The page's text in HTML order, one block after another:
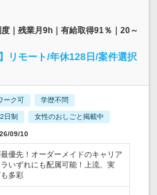
｜残業月9h｜有給取得91％｜20～
リモート/年休128日/案件選択
ーク可 学歴不問
日制 女性のおしごと掲載中
09/10
優先！オーダーメイドのキャリア
いずれにも配属可能！上流、実
多彩